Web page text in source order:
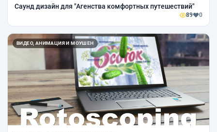
Саунд дизайн для "Агенства комфортных путешествий"
89 0
ВИДЕО, АНИМАЦИЯ И МОУШЕН